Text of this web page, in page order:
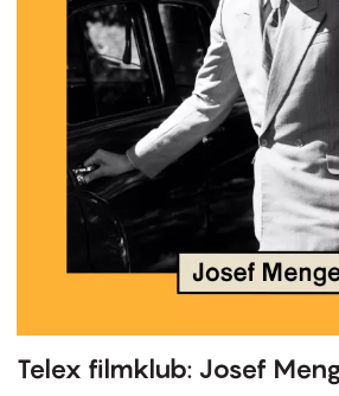
Telex filmklub: Josef